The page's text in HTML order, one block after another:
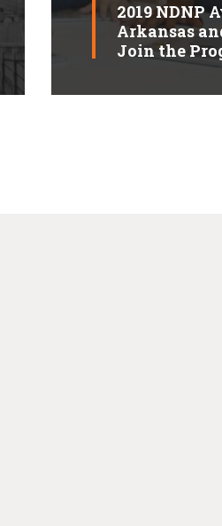
2019 NDNP
Arkansas
Join the